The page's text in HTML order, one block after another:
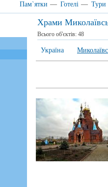
Пам`ятки — Готелі — Тури
Храми
Всього об'єктів: 48
Україна